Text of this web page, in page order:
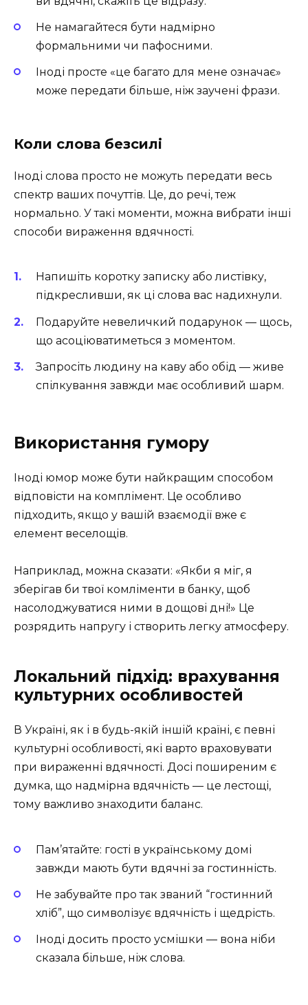
Не намагайтеся бути надмірно
формальними чи пафосними.
Іноді просте «це багато для мене означає»
може передати більше, ніж заучені фрази.
Коли слова безсилі
Іноді слова просто не можуть передати весь
спектр ваших почуттів. Це, до речі, теж
нормально. У такі моменти, можна вибрати інші
способи вираження вдячності.
Напишіть коротку записку або листівку,
підкресливши, як ці слова вас надихнули.
Подаруйте невеличкий подарунок — щось,
що асоціюватиметься з моментом.
Запросіть людину на каву або обід — живе
спілкування завжди має особливий шарм.
Використання гумору
Іноді юмор може бути найкращим способом
відповісти на комплімент. Це особливо
підходить, якщо у вашій взаємодії вже є
елемент веселощів.
Наприклад, можна сказати: «Якби я міг, я
зберігав би твої комліменти в банку, щоб
насолоджуватися ними в дощові дні!» Це
розрядить напругу і створить легку атмосферу.
Локальний підхід: врахування
культурних особливостей
В Україні, як і в будь-якій іншій країні, є певні
культурні особливості, які варто враховувати
при вираженні вдячності. Досі поширеним є
думка, що надмірна вдячність — це лестощі,
тому важливо знаходити баланс.
Пам’ятайте: гості в українському домі
завжди мають бути вдячні за гостинність.
Не забувайте про так званий “гостинний
хліб”, що символізує вдячність і щедрість.
Іноді досить просто усмішки — вона ніби
сказала більше, ніж слова.